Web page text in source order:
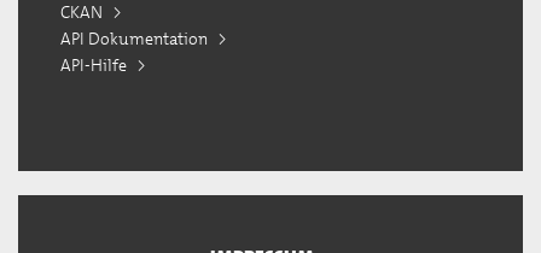
CKAN
API Dokumentation
API-Hilfe